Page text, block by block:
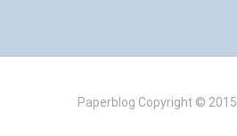
Paperblog Copyright © 2015.